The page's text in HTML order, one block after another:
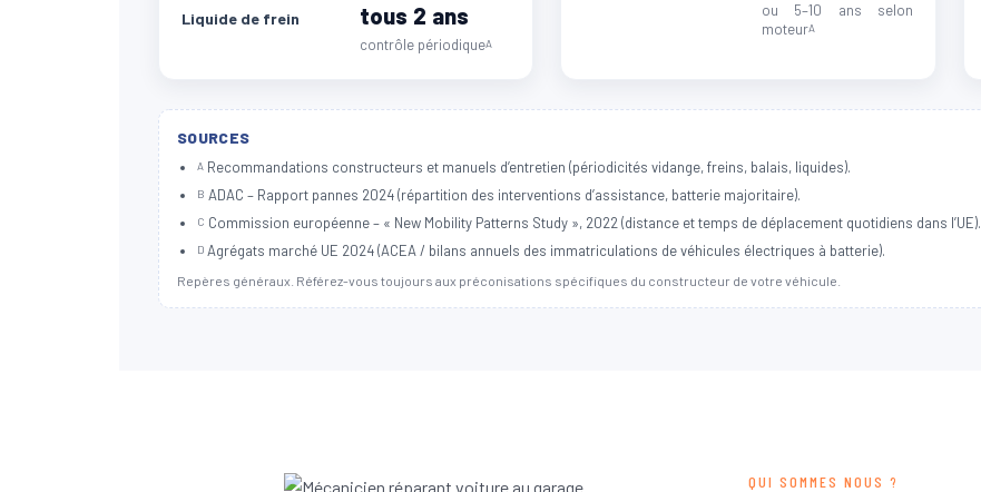
Liquide de frein tous 2 ans
contrôle périodiqueA
ou 5–10 ans selon
moteurA
SOURCES
A Recommandations constructeurs et manuels d’entretien (périodicités vidange, freins, balais, liquides).
B ADAC – Rapport pannes 2024 (répartition des interventions d’assistance, batterie majoritaire).
C Commission européenne – « New Mobility Patterns Study », 2022 (distance et temps de déplacement quotidiens dans l’UE).
D Agrégats marché UE 2024 (ACEA / bilans annuels des immatriculations de véhicules électriques à batterie).
Repères généraux. Référez-vous toujours aux préconisations spécifiques du constructeur de votre véhicule.
QUI SOMMES NOUS ?